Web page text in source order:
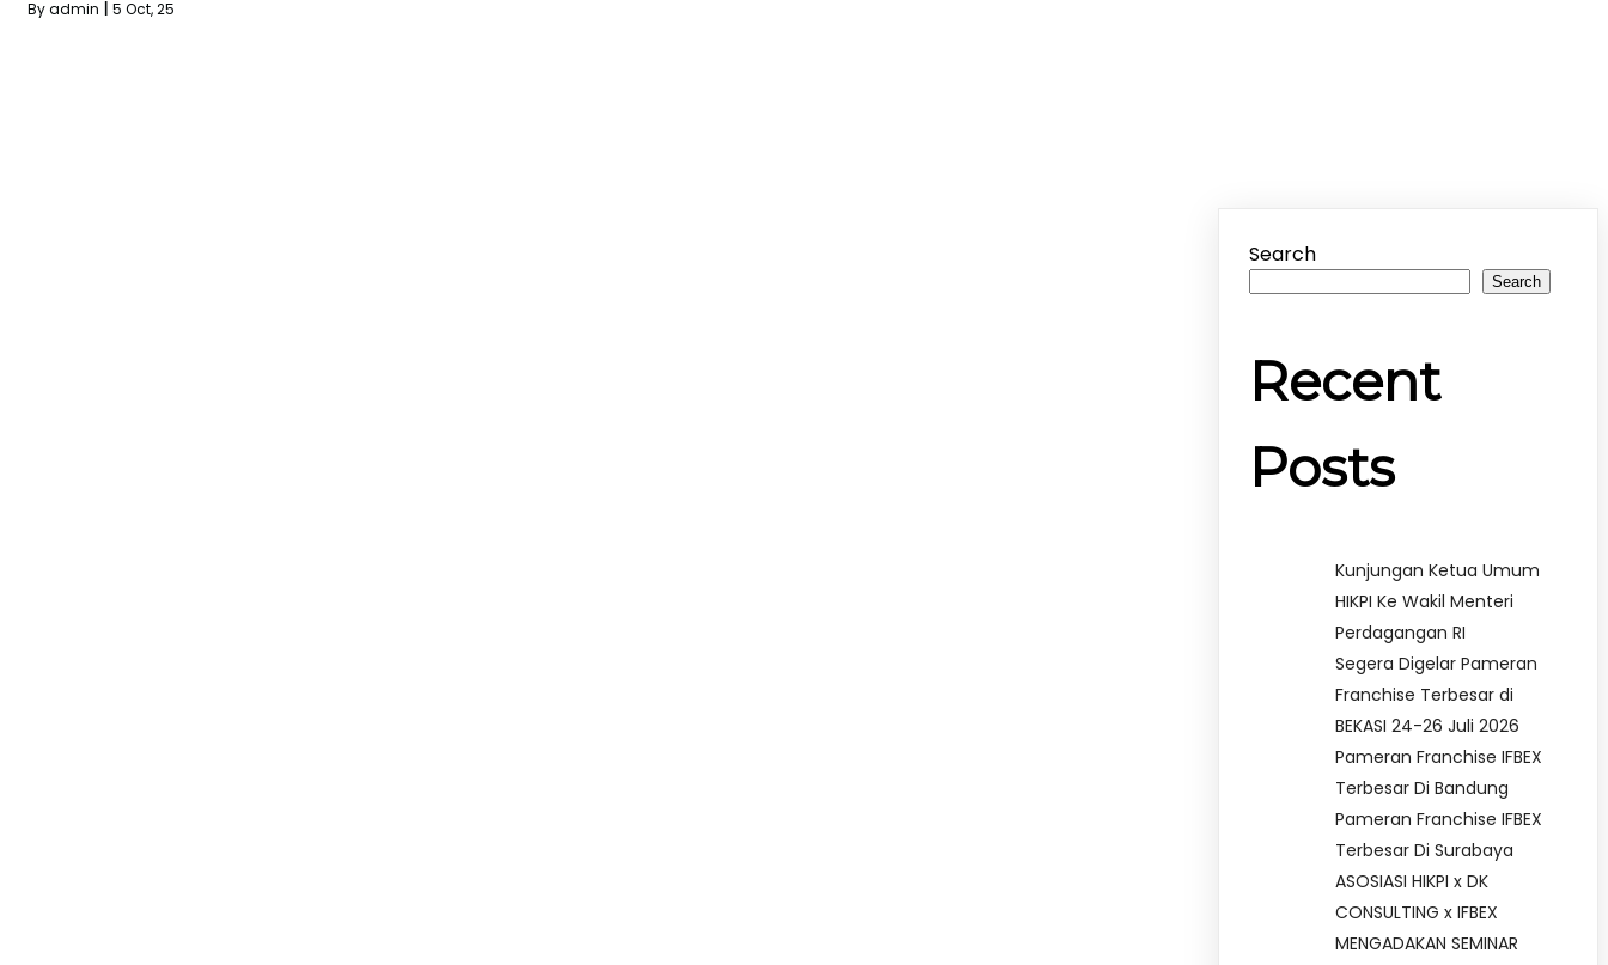
Byadmin 5 Oct, 25
Search
Search
Recent
Posts
Kunjungan Ketua Umum
HIKPI Ke Wakil Menteri
Perdagangan RI
Segera Digelar Pameran
Franchise Terbesar di
BEKASI 24-26 Juli 2026
Pameran Franchise IFBEX
Terbesar Di Bandung
Pameran Franchise IFBEX
Terbesar Di Surabaya
ASOSIASI HIKPI x DK
CONSULTING x IFBEX
MENGADAKAN SEMINAR